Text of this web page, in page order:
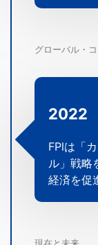
2022
FPlは「
ル」戦略
経済を促
グローバル・